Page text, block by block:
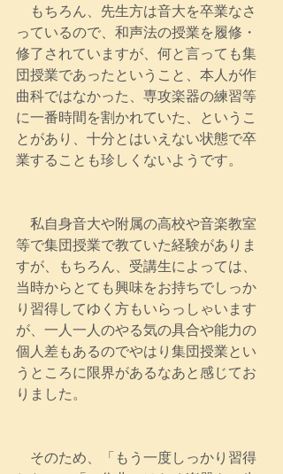
もちろん、先生方は音大を卒業なさ
っているので、和声法の授業を履修・
修了されていますが、何と言っても集
団授業であったということ、本人が作
曲科ではなかった、専攻楽器の練習等
に一番時間を割かれていた、というこ
とがあり、十分とはいえない状態で卒
業することも珍しくないようです。
私自身音大や附属の高校や音楽教室
等で集団授業で教ていた経験がありま
すが、もちろん、受講生によっては、
当時からとても興味をお持ちでしっか
り習得してゆく方もいらっしゃいます
が、一人一人のやる気の具合や能力の
個人差もあるのでやはり集団授業とい
うところに限界があるなあと感じてお
りました。
そのため、「もう一度しっかり習得